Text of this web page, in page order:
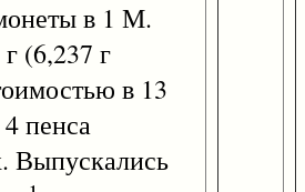
в 1 М.
(6,237 г
в 13
пенса
Выпускались